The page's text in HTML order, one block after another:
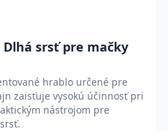
Dlhá srsť pre mačky
hrablo určené pre
zaisťuje vysokú účinnosť pri
nástrojom pre